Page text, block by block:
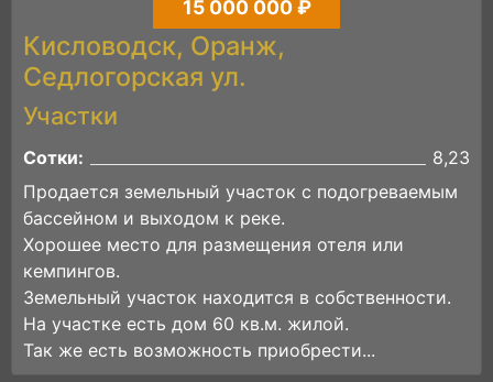
15 000 000 ₽
Кисловодск, Оранж,
Седлогорская ул.
Участки
Сотки:
8,23
Продается земельный участок с подогреваемым
бассейном и выходом к реке.
Хорошее место для размещения отеля или
кемпингов.
Земельный участок находится в собственности.
На участке есть дом 60 кв.м. жилой.
Так же есть возможность приобрести...